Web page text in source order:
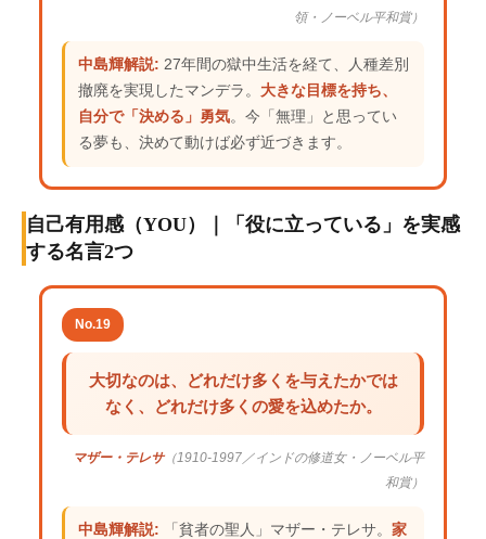
領・ノーベル平和賞）
中島輝解説: 27年間の獄中生活を経て、人種差別
撤廃を実現したマンデラ。 大きな目標を持ち、
自分で「決める」勇気。今「無理」と思ってい
る夢も、決めて動けば必ず近づきます。
自己有用感（YOU）｜「役に立っている」を実感
する名言2つ
No.19
大切なのは、どれだけ多くを与えたかでは
なく、どれだけ多くの愛を込めたか。
マザー・テレサ（1910-1997／インドの修道女・ノーベル平
和賞）
中島輝解説: 「貧者の聖人」マザー・テレサ。 家